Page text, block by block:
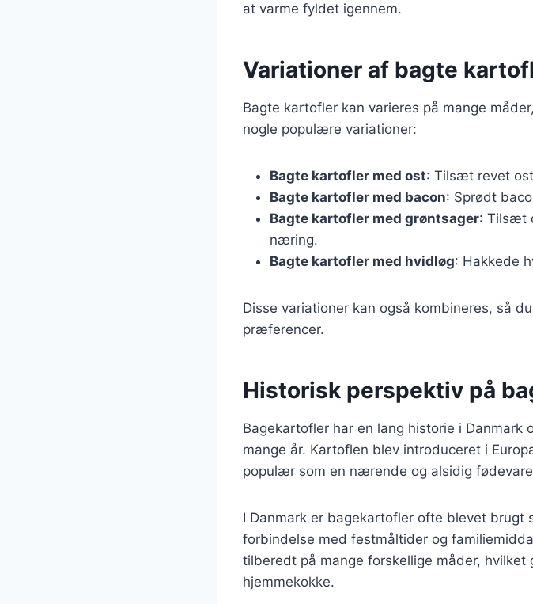
at varme fyldet igennem.
Variationer af bagte
Bagte kartofler kan varieres på mange
nogle populære variationer:
Bagte kartofler med ost: Tilsæt revet
Bagte kartofler med bacon: Sprødt
Bagte kartofler med grøntsager: Tilsæt
næring.
Bagte kartofler med hvidløg: Hakkede
Disse variationer kan også kombineres, så
præferencer.
Historisk perspektiv på
Bagekartofler har en lang historie i
mange år. Kartoflen blev introduceret i
populær som en nærende og alsidig
I Danmark er bagekartofler ofte blevet
forbindelse med festmåltider og
tilberedt på mange forskellige måder,
hjemmekokke.